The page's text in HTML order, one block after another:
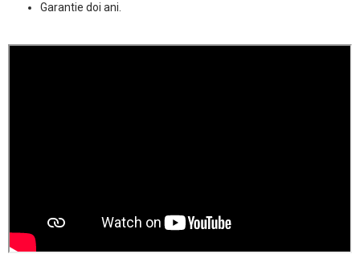
Garantie doi ani.